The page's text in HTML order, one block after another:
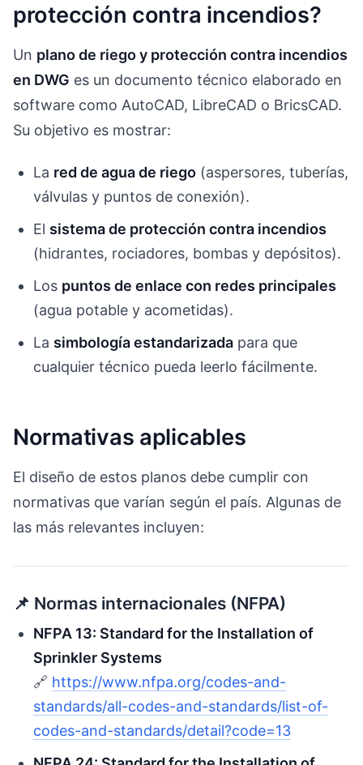
protección contra incendios?
Un plano de riego y protección contra incendios
en DWG es un documento técnico elaborado en
software como AutoCAD, LibreCAD o BricsCAD.
Su objetivo es mostrar:
La red de agua de riego (aspersores, tuberías,
válvulas y puntos de conexión).
El sistema de protección contra incendios
(hidrantes, rociadores, bombas y depósitos).
Los puntos de enlace con redes principales
(agua potable y acometidas).
La simbología estandarizada para que
cualquier técnico pueda leerlo fácilmente.
Normativas aplicables
El diseño de estos planos debe cumplir con
normativas que varían según el país. Algunas de
las más relevantes incluyen:
📌 Normas internacionales (NFPA)
NFPA 13: Standard for the Installation of
Sprinkler Systems
🔗 https://www.nfpa.org/codes-and-
standards/all-codes-and-standards/list-of-
codes-and-standards/detail?code=13